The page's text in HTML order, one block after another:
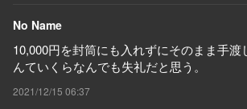
No Name
10,000円を封筒にも入れずにそのまま手渡
んていくらなんでも失礼だと思う。
2021/12/15 06:37